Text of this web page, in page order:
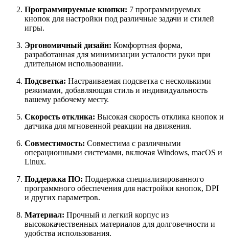
Программируемые кнопки: 7 программируемых
кнопок для настройки под различные задачи и стилей
игры.
Эргономичный дизайн: Комфортная форма,
разработанная для минимизации усталости руки при
длительном использовании.
Подсветка: Настраиваемая подсветка с несколькими
режимами, добавляющая стиль и индивидуальность
вашему рабочему месту.
Скорость отклика: Высокая скорость отклика кнопок и
датчика для мгновенной реакции на движения.
Совместимость: Совместима с различными
операционными системами, включая Windows, macOS и
Linux.
Поддержка ПО: Поддержка специализированного
программного обеспечения для настройки кнопок, DPI
и других параметров.
Материал: Прочный и легкий корпус из
высококачественных материалов для долговечности и
удобства использования.